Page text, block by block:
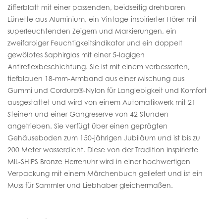
Zifferblatt mit einer passenden, beidseitig drehbaren
Lünette aus Aluminium, ein Vintage-inspirierter Hörer mit
superleuchtenden Zeigern und Markierungen, ein
zweifarbiger Feuchtigkeitsindikator und ein doppelt
gewölbtes Saphirglas mit einer 5-lagigen
Antireflexbeschichtung. Sie ist mit einem verbesserten,
tiefblauen 18-mm-Armband aus einer Mischung aus
Gummi und Cordura®-Nylon für Langlebigkeit und Komfort
ausgestattet und wird von einem Automatikwerk mit 21
Steinen und einer Gangreserve von 42 Stunden
angetrieben. Sie verfügt über einen geprägten
Gehäuseboden zum 150-jährigen Jubiläum und ist bis zu
200 Meter wasserdicht. Diese von der Tradition inspirierte
MIL-SHIPS Bronze Herrenuhr wird in einer hochwertigen
Verpackung mit einem Märchenbuch geliefert und ist ein
Muss für Sammler und Liebhaber gleichermaßen.